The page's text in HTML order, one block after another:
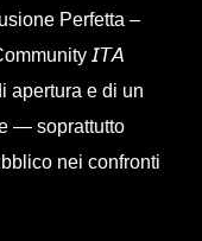
Perfetta –
𝘐𝘛𝘈
apertura e di un
— soprattutto
nei confronti